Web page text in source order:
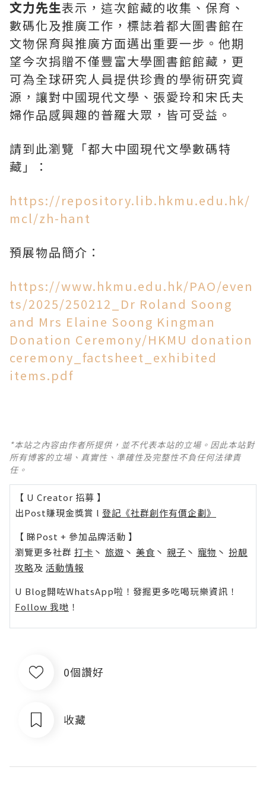
文力先生表示，這次館藏的收集、保育、
數碼化及推廣工作，標誌着都大圖書館在
文物保育與推廣方面邁出重要一步。他期
望今次捐贈不僅豐富大學圖書館館藏，更
可為全球研究人員提供珍貴的學術研究資
源，讓對中國現代文學、張愛玲和宋氏夫
婦作品感興趣的普羅大眾，皆可受益。
請到此瀏覽「都大中國現代文學數碼特
藏」：
https://repository.lib.hkmu.edu.hk/
mcl/zh-hant
預展物品簡介：
https://www.hkmu.edu.hk/PAO/even
ts/2025/250212_Dr Roland Soong
and Mrs Elaine Soong Kingman
Donation Ceremony/HKMU donation
ceremony_factsheet_exhibited
items.pdf
*本站之內容由作者所提供，並不代表本站的立場。因此本站對
所有博客的立場、真實性、準確性及完整性不負任何法律責
任。
【 U Creator 招募 】
出Post賺現金獎賞 l 登記《社群創作有價企劃》
【 睇Post + 參加品牌活動 】
瀏覽更多社群 打卡 丶 旅遊 丶 美食 丶 親子 丶 寵物 丶 扮靚
攻略及 活動情報
U Blog開咗WhatsApp啦！發掘更多吃喝玩樂資訊！
Follow 我哋 ！
0個讚好
收藏